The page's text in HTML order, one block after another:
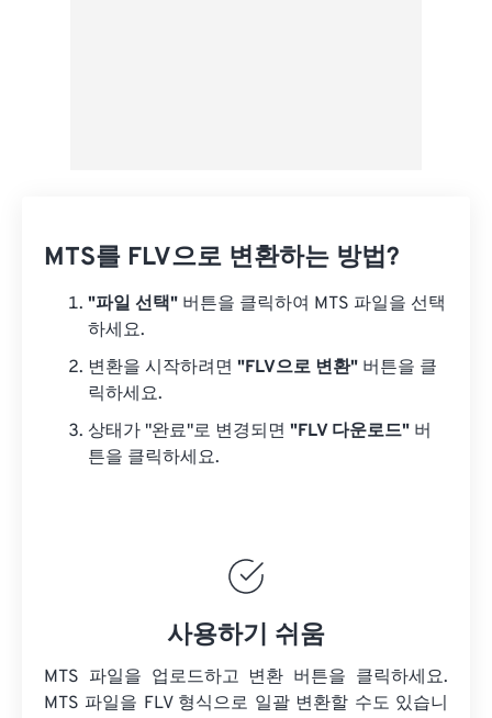
MTS를 FLV으로 변환하는 방법?
"파일 선택" 버튼을 클릭하여 MTS 파일을 선택
하세요.
변환을 시작하려면 "FLV으로 변환" 버튼을 클
릭하세요.
상태가 "완료"로 변경되면 "FLV 다운로드" 버
튼을 클릭하세요.
사용하기 쉬움
MTS 파일을 업로드하고 변환 버튼을 클릭하세요.
MTS 파일을 FLV 형식으로 일괄 변환할 수도 있습니